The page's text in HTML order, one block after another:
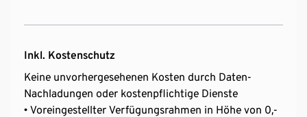
Inkl. Kostenschutz
Keine unvorhergesehenen Kosten durch Daten-
Nachladungen oder kostenpflichtige Dienste
• Voreingestellter Verfügungsrahmen in Höhe von 0,-